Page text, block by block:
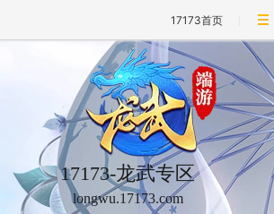
17173首页
17173-龙武专区
longwu.17173.com